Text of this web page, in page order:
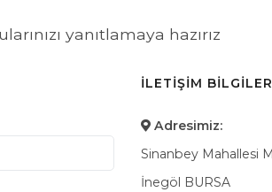
yanıtlamaya hazırız
İLETIŞIM
Adresimiz:
Sinanbey Mahallesi
İnegöl BURSA